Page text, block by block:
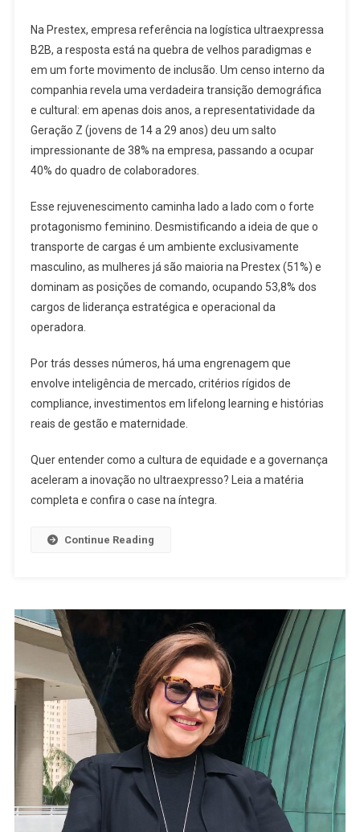
Na Prestex, empresa referência na logística ultraexpressa
B2B, a resposta está na quebra de velhos paradigmas e
em um forte movimento de inclusão. Um censo interno da
companhia revela uma verdadeira transição demográfica
e cultural: em apenas dois anos, a representatividade da
Geração Z (jovens de 14 a 29 anos) deu um salto
impressionante de 38% na empresa, passando a ocupar
40% do quadro de colaboradores.
Esse rejuvenescimento caminha lado a lado com o forte
protagonismo feminino. Desmistificando a ideia de que o
transporte de cargas é um ambiente exclusivamente
masculino, as mulheres já são maioria na Prestex (51%) e
dominam as posições de comando, ocupando 53,8% dos
cargos de liderança estratégica e operacional da
operadora.
Por trás desses números, há uma engrenagem que
envolve inteligência de mercado, critérios rígidos de
compliance, investimentos em lifelong learning e histórias
reais de gestão e maternidade.
Quer entender como a cultura de equidade e a governança
aceleram a inovação no ultraexpresso? Leia a matéria
completa e confira o case na íntegra.
Continue Reading